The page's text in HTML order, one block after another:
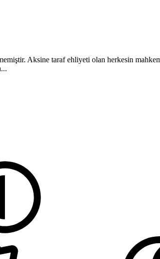
Aksine taraf ehliyeti olan herkesin